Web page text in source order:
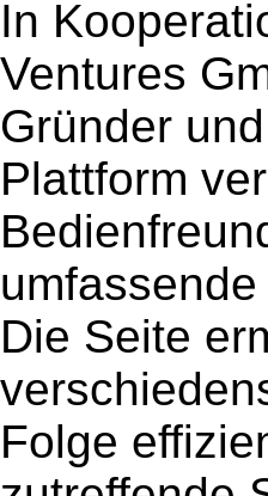
In
Ventures
Gründer
Plattform
Die Seite
Folge